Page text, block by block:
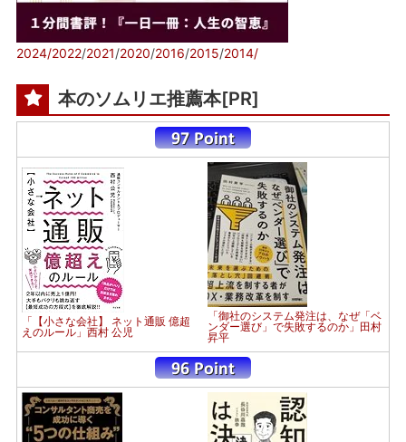
2024/2022/2021/2020/2016/2015/2014/
本のソムリエ推薦本[PR]
「【小さな会社】 ネット通販 億超
えのルール」西村 公児
「御社のシステム発注は、なぜ「ベ
ンダー選び」で失敗するのか」田村
昇平